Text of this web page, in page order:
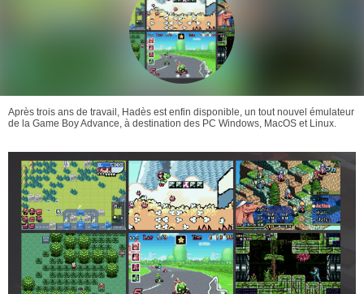
Après trois ans de travail, Hadès est enfin disponible, un tout nouvel émulateur
de la Game Boy Advance, à destination des PC Windows, MacOS et Linux.